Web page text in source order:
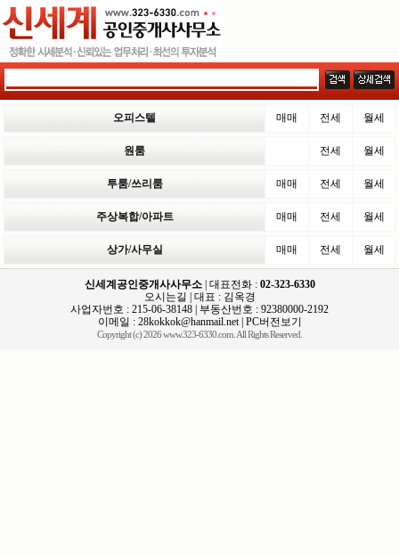
오피스텔 매매 전세 월세
원룸 전세 월세
투룸/쓰리룸 매매 전세 월세
주상복합/아파트 매매 전세 월세
상가/사무실 매매 전세 월세
신세계공인중개사사무소| 대표전화 : 02-323-6330
오시는길
| 대표 : 김옥경
사업자번호 : 215-06-38148 | 부동산번호 : 92380000-2192
이메일 : 28kokkok@hanmail.net| PC버전보기
Copyright (c) 2026 www.323-6330.com. All Rights Reserved.